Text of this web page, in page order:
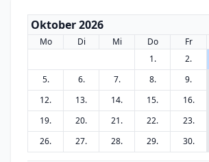
Oktober 2026
Mo Di Mi Do Fr
1.
2.
5.
6. 7. 8. 9.
12.
13. 14. 15. 16.
19.
20. 21. 22. 23.
26.
27. 28. 29. 30.